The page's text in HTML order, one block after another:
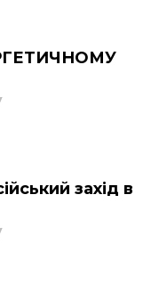
захід в